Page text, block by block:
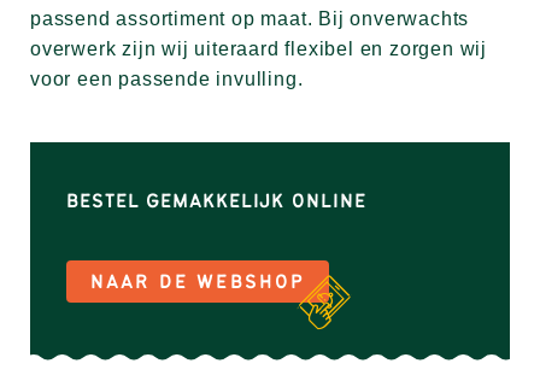
passend assortiment op maat. Bij onverwachts
overwerk zijn wij uiteraard flexibel en zorgen wij
voor een passende invulling.
BESTEL GEMAKKELIJK ONLINE
NAAR DE WEBSHOP